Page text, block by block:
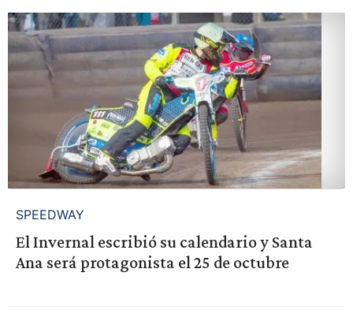
SPEEDWAY
El Invernal escribió su calendario y Santa
Ana será protagonista el 25 de octubre